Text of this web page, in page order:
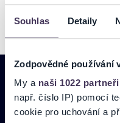
Souhlas Detaily
Zodpovědné používání
My a naši 1022 partneři
např. číslo IP) pomocí
cookie pro uchování a
PRIHLÁSIŤ